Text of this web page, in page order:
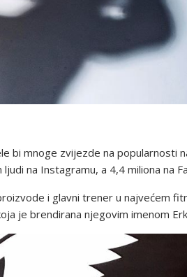
bi mnoge zvijezde na popularnosti
na Instagramu, a 4,4 miliona na
i glavni trener u najvećem
je brendirana njegovim imenom